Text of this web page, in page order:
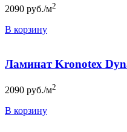
2090 руб./м2
В корзину
Ламинат Kronotex
2090 руб./м2
В корзину